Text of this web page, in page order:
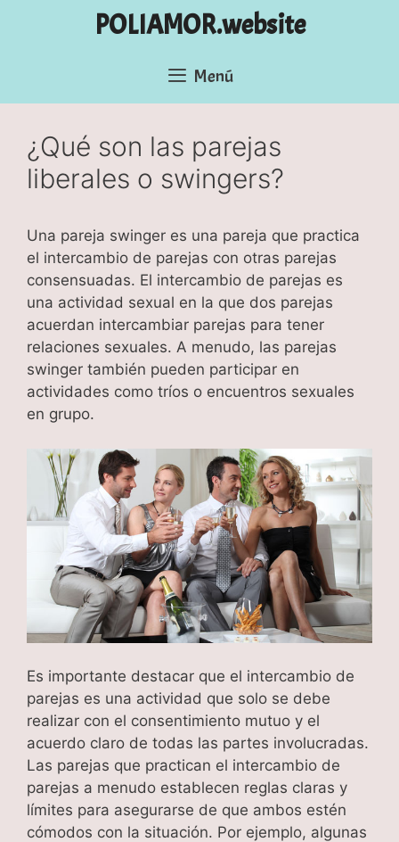
POLIAMOR.website
Menú
¿Qué son las parejas
liberales o swingers?
Una pareja swinger es una pareja que practica
el intercambio de parejas con otras parejas
consensuadas. El intercambio de parejas es
una actividad sexual en la que dos parejas
acuerdan intercambiar parejas para tener
relaciones sexuales. A menudo, las parejas
swinger también pueden participar en
actividades como tríos o encuentros sexuales
en grupo.
Es importante destacar que el intercambio de
parejas es una actividad que solo se debe
realizar con el consentimiento mutuo y el
acuerdo claro de todas las partes involucradas.
Las parejas que practican el intercambio de
parejas a menudo establecen reglas claras y
límites para asegurarse de que ambos estén
cómodos con la situación. Por ejemplo, algunas